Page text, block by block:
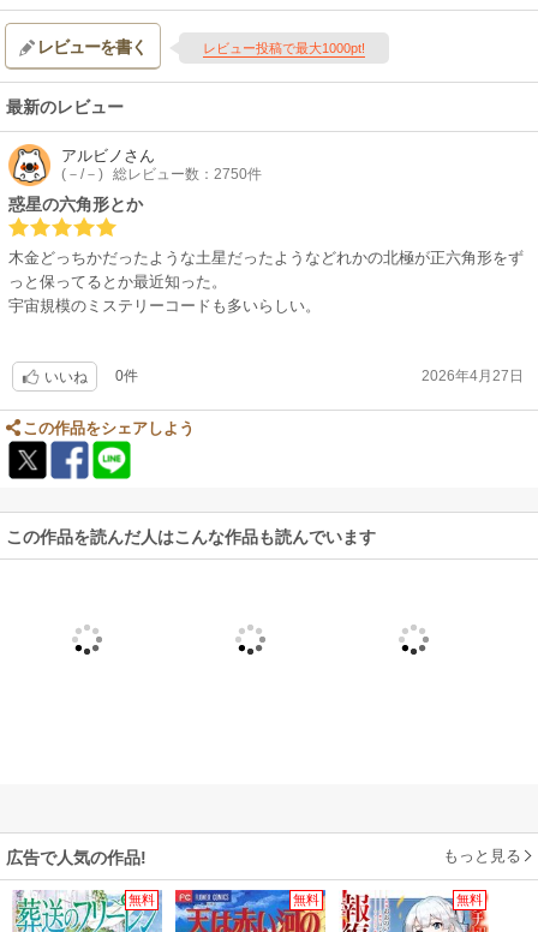
レビューを書く レビュー投稿で最大1000pt!
最新のレビュー
アルビノ さん
(－/－) 総レビュー数：2750件
惑星の六角形とか
木金どっちかだったような土星だったようなどれかの北極が正六角形をず
っと保ってるとか最近知った。
宇宙規模のミステリーコードも多いらしい。
いいね 0件 2026年4月27日
この作品をシェアしよう
この作品を読んだ人はこんな作品も読んでいます
広告で人気の作品! もっと見る
無料 無料 無料